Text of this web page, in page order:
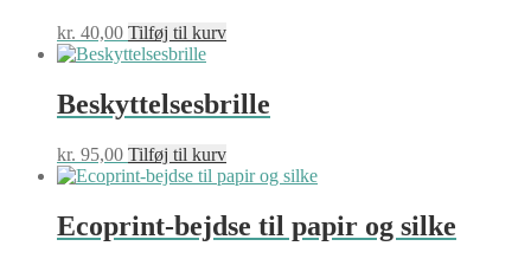
kr. 40,00 Tilføj til kurv
Beskyttelsesbrille
kr. 95,00 Tilføj til kurv
Ecoprint-bejdse til papir og silke